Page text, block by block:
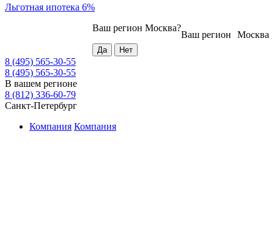
Льготная ипотека 6%
Москва
Ваш регион
Ваш регион Москва?
8 (495) 565-30-55
8 (495) 565-30-55
В вашем регионе
8 (812) 336-60-79
Санкт-Петербург
Компания Компания